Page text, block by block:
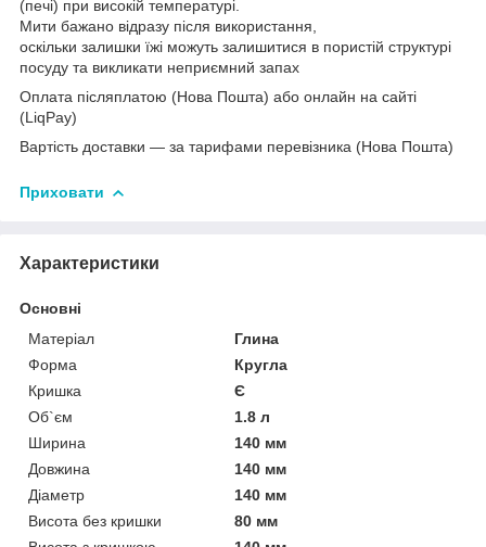
(печі) при високій температурі.
Мити бажано відразу після використання,
оскільки залишки їжі можуть залишитися в пористій структурі
посуду та викликати неприємний запах
Оплата післяплатою (Нова Пошта) або онлайн на сайті
(LiqPay)
Вартість доставки — за тарифами перевізника (Нова Пошта)
Приховати
Характеристики
Основні
Матеріал
Глина
Форма
Кругла
Кришка
Є
Об`єм
1.8 л
Ширина
140 мм
Довжина
140 мм
Діаметр
140 мм
Висота без кришки
80 мм